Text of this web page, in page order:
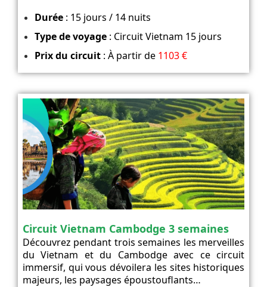
Durée: 15 jours / 14 nuits
Type de voyage: Circuit Vietnam 15 jours
Prix du circuit: À partir de1103 €
Circuit Vietnam Cambodge 3 semaines
Découvrez pendant trois semaines les merveilles
du Vietnam et du Cambodge avec ce circuit
immersif, qui vous dévoilera les sites historiques
majeurs, les paysages époustouflants…